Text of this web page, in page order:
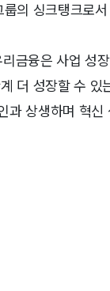
의 싱크탱크로
금융은 사업 성
더 성장할 수
과 상생하며 혁